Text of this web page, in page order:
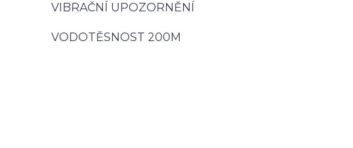
VIBRAČNÍ UPOZORNĚNÍ
VODOTĚSNOST 200M